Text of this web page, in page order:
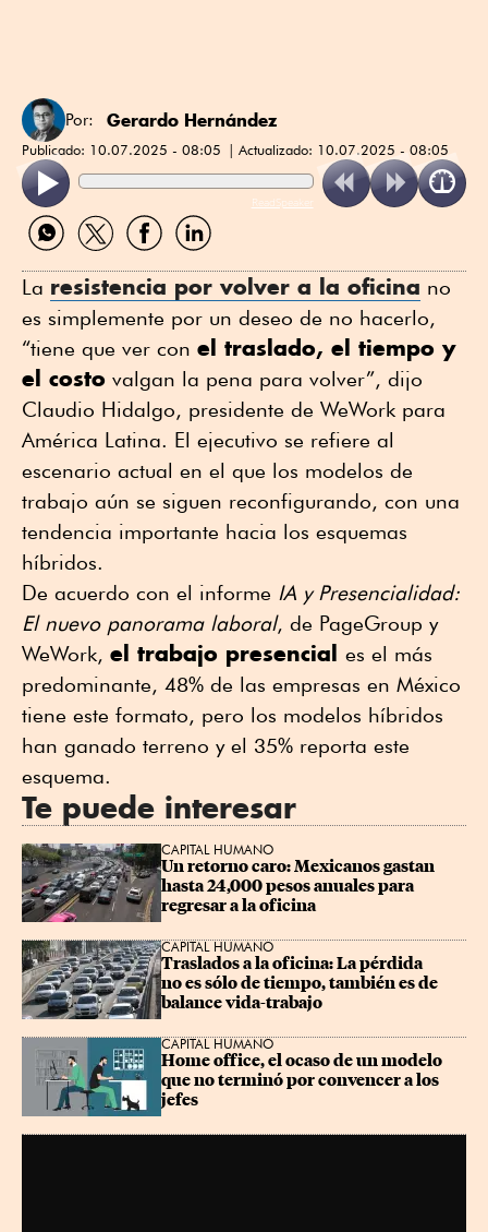
Por: Gerardo Hernández
Publicado: 10.07.2025 - 08:05 Actualizado: 10.07.2025 - 08:05
ReadSpeaker
Compartir
por
Compartir
por
Compartir
por
Compartir
por
La resistencia por volver a la oficina no
es simplemente por un deseo de no hacerlo,
“tiene que ver con el traslado, el tiempo y
el costo valgan la pena para volver”, dijo
Claudio Hidalgo, presidente de WeWork para
América Latina. El ejecutivo se refiere al
escenario actual en el que los modelos de
trabajo aún se siguen reconfigurando, con una
tendencia importante hacia los esquemas
híbridos.
De acuerdo con el informe IA y Presencialidad:
El nuevo panorama laboral, de PageGroup y
WeWork, el trabajo presencial es el más
predominante, 48% de las empresas en México
tiene este formato, pero los modelos híbridos
han ganado terreno y el 35% reporta este
esquema.
Te puede interesar
CAPITAL HUMANO
Un retorno caro: Mexicanos gastan
hasta 24,000 pesos anuales para
regresar a la oficina
CAPITAL HUMANO
Traslados a la oficina: La pérdida
no es sólo de tiempo, también es de
balance vida-trabajo
CAPITAL HUMANO
Home office, el ocaso de un modelo
que no terminó por convencer a los
jefes